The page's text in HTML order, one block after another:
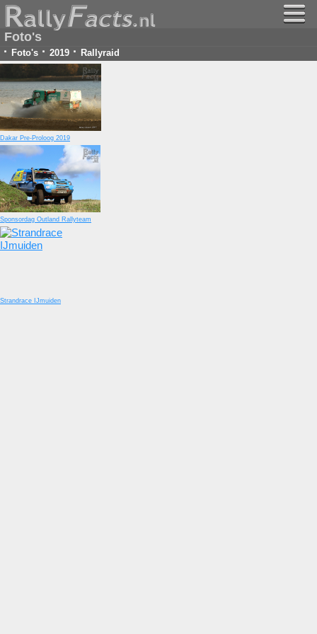
Foto's
· Foto's · 2019 · Rallyraid
Dakar Pre-Proloog 2019
Sponsordag Outland Rallyteam
Strandrace IJmuiden